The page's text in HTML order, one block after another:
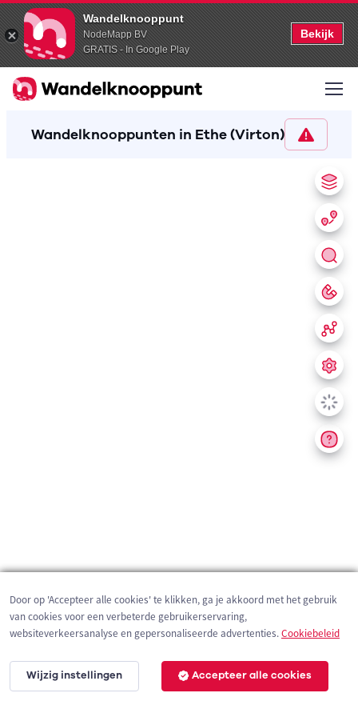
Wandelknooppunt
NodeMapp BV
GRATIS - In Google Play
Bekijk
Wandelknooppunten in Ethe (Virton)
200 m
Door op 'Accepteer alle cookies' te klikken, ga je akkoord met het gebruik
van cookies voor een verbeterde gebruikerservaring,
websiteverkeersanalyse en gepersonaliseerde advertenties.Cookiebeleid
Wijzig instellingen Accepteer alle cookies